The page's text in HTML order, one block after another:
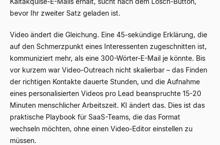
bevor Ihr zweiter Satz geladen ist.
Video ändert die Gleichung. Eine 45-sekündige Erklärung, die
auf den Schmerzpunkt eines Interessenten zugeschnitten ist,
kommuniziert mehr, als eine 300-Wörter-E-Mail je könnte. Bis
vor kurzem war Video-Outreach nicht skalierbar – das Finden
der richtigen Kontakte dauerte Stunden, und die Aufnahme
eines personalisierten Videos pro Lead beanspruchte 15-20
Minuten menschlicher Arbeitszeit. KI ändert das. Dies ist das
praktische Playbook für SaaS-Teams, die das Format
wechseln möchten, ohne einen Video-Editor einstellen zu
müssen.